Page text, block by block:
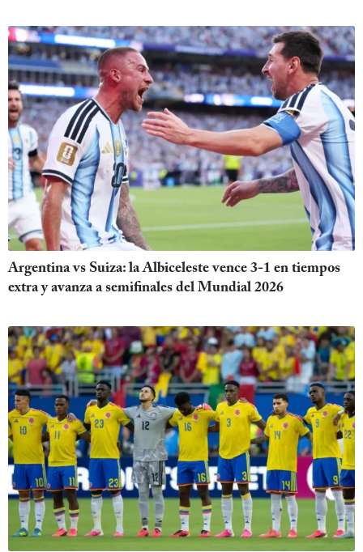
Argentina vs Suiza: la Albiceleste vence 3-1 en tiempos
extra y avanza a semifinales del Mundial 2026